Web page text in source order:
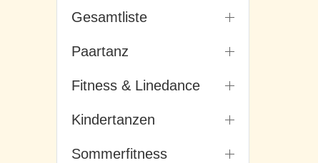
Gesamtliste
Paartanz
Fitness & Linedance
Kindertanzen
Sommerfitness